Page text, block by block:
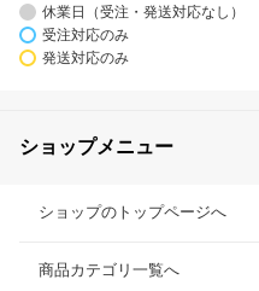
休業日（受注・発送対応なし）
受注対応のみ
発送対応のみ
ショップメニュー
ショップのトップページへ
商品カテゴリ一覧へ